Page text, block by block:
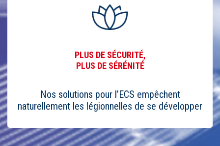
PLUS DE SÉCURITÉ,
PLUS DE SÉRÉNITÉ
Nos solutions pour l’ECS empêchent
naturellement les légionnelles de se développer